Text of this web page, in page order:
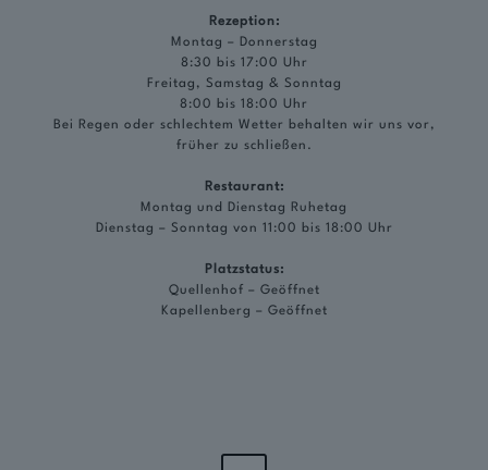
Rezeption:
Montag – Donnerstag
8:30 bis 17:00 Uhr
Freitag, Samstag & Sonntag
8:00 bis 18:00 Uhr
Bei Regen oder schlechtem Wetter behalten wir uns vor,
früher zu schließen.
Restaurant:
Montag und Dienstag Ruhetag
Dienstag – Sonntag von 11:00 bis 18:00 Uhr
Platzstatus:
Quellenhof – Geöffnet
Kapellenberg – Geöffnet